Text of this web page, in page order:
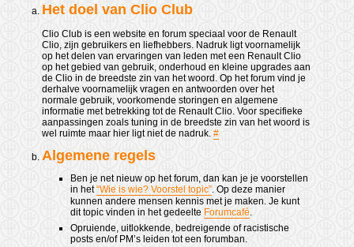
Het doel van Clio Club
Clio Club is een website en forum speciaal voor de Renault
Clio, zijn gebruikers en liefhebbers. Nadruk ligt voornamelijk
op het delen van ervaringen van leden met een Renault Clio
op het gebied van gebruik, onderhoud en kleine upgrades aan
de Clio in de breedste zin van het woord. Op het forum vind je
derhalve voornamelijk vragen en antwoorden over het
normale gebruik, voorkomende storingen en algemene
informatie met betrekking tot de Renault Clio. Voor specifieke
aanpassingen zoals tuning in de breedste zin van het woord is
wel ruimte maar hier ligt niet de nadruk. #
Algemene regels
Ben je net nieuw op het forum, dan kan je je voorstellen
in het“Wie is wie? Voorstel topic” . Op deze manier
kunnen andere mensen kennis met je maken. Je kunt
dit topic vinden in het gedeelte Forumcafé
Opruiende, uitlokkende, bedreigende of racistische
posts en/of PM’s leiden tot een forumban.